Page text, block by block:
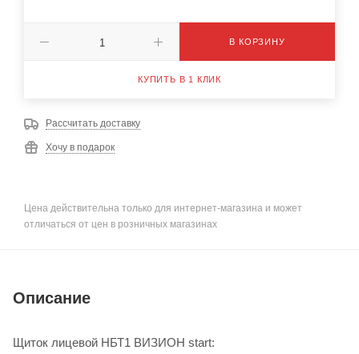
В КОРЗИНУ
КУПИТЬ В 1 КЛИК
Рассчитать доставку
Хочу в подарок
Цена действительна только для интернет-магазина и может
отличаться от цен в розничных магазинах
Описание
Щиток лицевой НБТ1 ВИЗИОН start: